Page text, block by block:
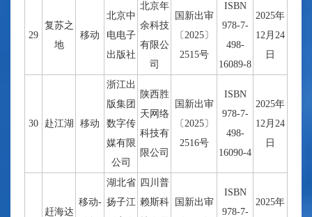
29
复苏之
地
移动
北京中
电电子
出版社
北京年
余科技
有限公
司
国新出审
〔2025〕
2515号
ISBN
978-7-
498-
16089-8
2025年
12月24
日
30 赴江湖 移动
浙江出
版集团
数字传
媒有限
公司
陕西胜
天网络
科技有
限公司
国新出审
〔2025〕
2516号
ISBN
978-7-
498-
16090-4
2025年
12月24
日
赶海达
移动-
湖北省
扬子江
四川普
赖斯科
国新出审
ISBN
978-7-
2025年